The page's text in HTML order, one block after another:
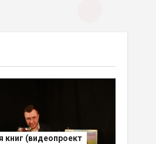
книг (видеопроект